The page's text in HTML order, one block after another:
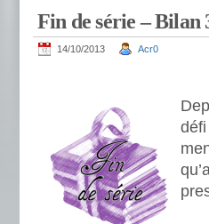
Fin de série – Bilan
14/10/2013 Acr0